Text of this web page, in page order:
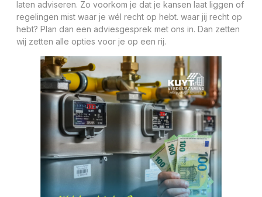
laten adviseren. Zo voorkom je dat je kansen laat liggen of
regelingen mist waar je wél recht op hebt. waar jij recht op
hebt? Plan dan een adviesgesprek met ons in. Dan zetten
wij zetten alle opties voor je op een rij.